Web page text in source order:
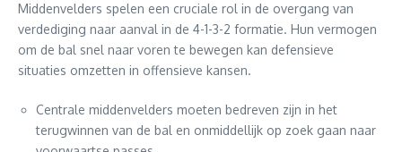
Middenvelders spelen een cruciale rol in de overgang van
verdediging naar aanval in de 4-1-3-2 formatie. Hun vermogen
om de bal snel naar voren te bewegen kan defensieve
situaties omzetten in offensieve kansen.
Centrale middenvelders moeten bedreven zijn in het
terugwinnen van de bal en onmiddellijk op zoek gaan naar